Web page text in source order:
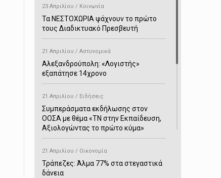
23 Απριλίου / Κοινωνία
Τα ΝΕΣΤΟΧΩΡΙΑ ψάχνουν το πρώτο
τους Διαδικτυακό Πρεσβευτή
21 Απριλίου / Αστυνομικά
Αλεξανδρούπολη: «Λογιστής»
εξαπάτησε 14χρονο
21 Απριλίου / Ειδήσεις
Συμπεράσματα εκδήλωσης στον
ΟΟΣΑ με θέμα «ΤΝ στην Εκπαίδευση,
Αξιολογώντας το πρώτο κύμα»
21 Απριλίου / Οικονομία
Τράπεζες: Άλμα 77% στα στεγαστικά
δάνεια